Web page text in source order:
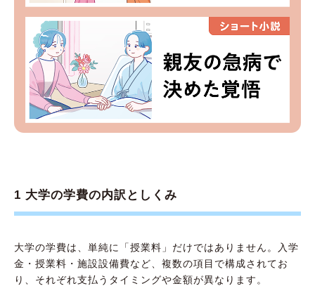
1 大学の学費の内訳としくみ
大学の学費は、単純に「授業料」だけではありません。入学
金・授業料・施設設備費など、複数の項目で構成されてお
り、それぞれ支払うタイミングや金額が異なります。